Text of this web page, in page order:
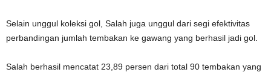
Selain unggul koleksi gol, Salah juga unggul dari segi efektivitas
perbandingan jumlah tembakan ke gawang yang berhasil jadi gol.
Salah berhasil mencatat 23,89 persen dari total 90 tembakan yang